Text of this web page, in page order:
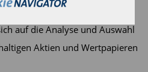
sich als Plattform für
auf die Analyse und Auswahl
Aktien und Wertpapieren